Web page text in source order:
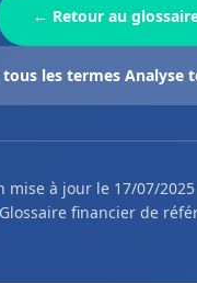
← Retour au
les termes Analyse
mise à jour le 17/07/
Glossaire financier de